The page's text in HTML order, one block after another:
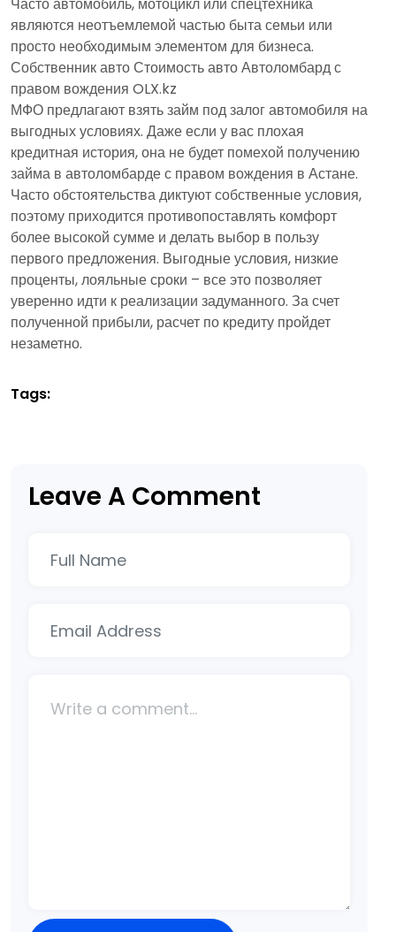
являются неотъемлемой частью быта семьи или
просто необходимым элементом для бизнеса.
Собственник авто Стоимость авто Автоломбард с
правом вождения OLX.kz
МФО предлагают взять займ под залог автомобиля на
выгодных условиях. Даже если у вас плохая
кредитная история, она не будет помехой получению
займа в автоломбарде с правом вождения в Астане.
Часто обстоятельства диктуют собственные условия,
поэтому приходится противопоставлять комфорт
более высокой сумме и делать выбор в пользу
первого предложения. Выгодные условия, низкие
проценты, лояльные сроки – все это позволяет
уверенно идти к реализации задуманного. За счет
полученной прибыли, расчет по кредиту пройдет
незаметно.
Tags:
Leave A Comment